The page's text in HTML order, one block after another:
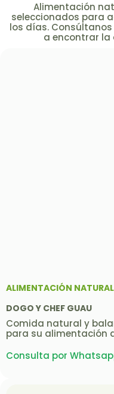
Alimentación
seleccionados para
los días.
a encontrar la
ALIMENTACIÓN NATURAL
DOGO Y CHEF GUAU
Comida natural y
para su alimentación
Consulta por